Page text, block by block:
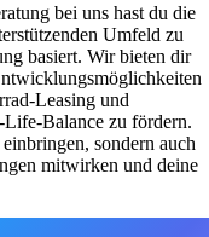
bei uns hast du die
Umfeld zu
basiert. Wir bieten dir
Leasing und
Balance zu fördern.
sondern auch
mitwirken und deine